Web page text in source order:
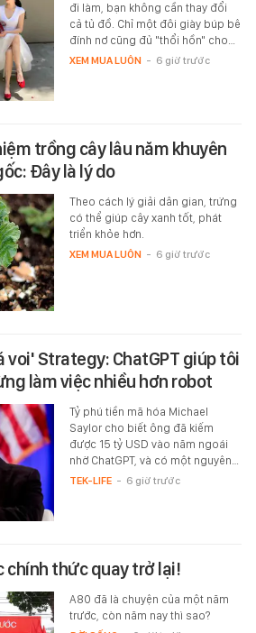
đi làm, bạn không cần thay đổi
cả tủ đồ. Chỉ một đôi giày búp bê
đính nơ cũng đủ "thổi hồn" cho…
XEM MUA LUÔN - 6 giờ trước
trồng cây lâu năm khuyên
Đây là lý do
Theo cách lý giải dân gian, trứng
có thể giúp cây xanh tốt, phát
triển khỏe hơn.
XEM MUA LUÔN - 6 giờ trước
voi' Strategy: ChatGPT giúp tôi
làm việc nhiều hơn robot
Tỷ phú tiền mã hóa Michael
Saylor cho biết ông đã kiếm
được 15 tỷ USD vào năm ngoái
nhờ ChatGPT, và có một nguyên…
TEK-LIFE - 6 giờ trước
chính thức quay trở lại!
A80 đã là chuyện của một năm
trước, còn năm nay thì sao?